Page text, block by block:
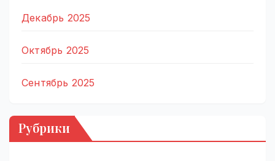
Декабрь 2025
Октябрь 2025
Сентябрь 2025
Рубрики